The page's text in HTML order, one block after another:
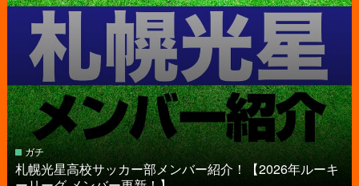
ガチ
札幌光星高校サッカー部メンバー紹介！【2026年ルーキ